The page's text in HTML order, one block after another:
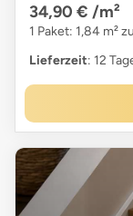
34,90 € /m²
1 Paket: 1,84 m²
Lieferzeit: 12